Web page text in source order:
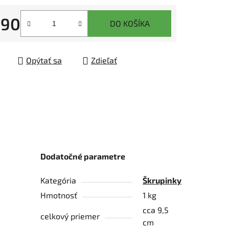
cena:
DO KOŠÍKA
Opýtať sa Zdieľať
Dodatočné parametre
Kategória
Škrupinky
Hmotnosť
1 kg
celkový priemer
cca 9,5
cm